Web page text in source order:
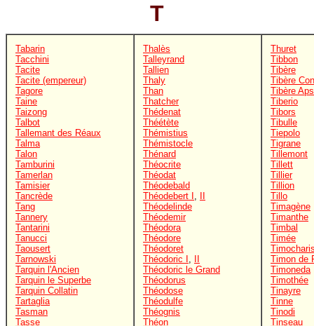
T
Tabarin
Tacchini
Tacite
Tacite (empereur)
Tagore
Taine
Taizong
Talbot
Tallemant des Réaux
Talma
Talon
Tamburini
Tamerlan
Tamisier
Tancrède
Tang
Tannery
Tantarini
Tanucci
Taousert
Tarnowski
Tarquin l'Ancien
Tarquin le Superbe
Tarquin Collatin
Tartaglia
Tasman
Tasse
Thalès
Talleyrand
Tallien
Thaly
Than
Thatcher
Thédenat
Théétète
Thémistius
Thémistocle
Thénard
Théocrite
Théodat
Théodebald
Théodebert I ,
Théodelinde
Théodemir
Théodora
Théodore
Théodoret
Théodoric I ,
Théodoric le Grand
Théodorus
Théodose
Théodulfe
Théognis
Théon
Thuret
Tibbon
Tibère
Tibère
Tibère
Tiberio
Tibors
Tibulle
Tiepolo
Tigrane
Tillemont
Tillett
Tillier
Tillion
Tillo
Timagène
Timanthe
Timbal
Timée
Timon de
Timoneda
Timothée
Tinayre
Tinne
Tinodi
Tinseau